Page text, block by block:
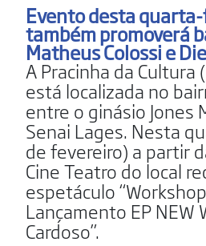
Evento desta
também promoverá
Matheus Colossi e
A Pracinha da Cultura
está localizada no
entre o ginásio Jones
Senai Lages. Nesta
de fevereiro) a partir
Cine Teatro do local
espetáculo
Lançamento EP NEW
Cardoso”.